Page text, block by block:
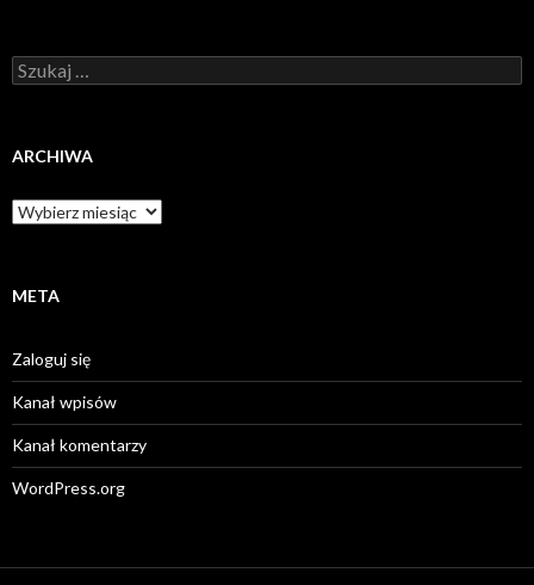
Szukaj:
ARCHIWA
Archiwa
META
Zaloguj się
Kanał wpisów
Kanał komentarzy
WordPress.org